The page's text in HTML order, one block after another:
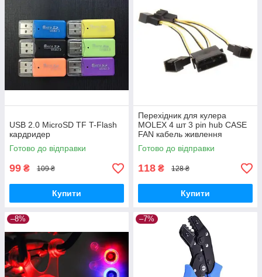
USB 2.0 MicroSD TF T-Flash
кардридер
Готово до відправки
99 ₴ 109 ₴
Купити
Перехідник для кулера
MOLEX 4 шт 3 pin hub CASE
FAN кабель живлення
Готово до відправки
118 ₴ 128 ₴
Купити
–8% –7%